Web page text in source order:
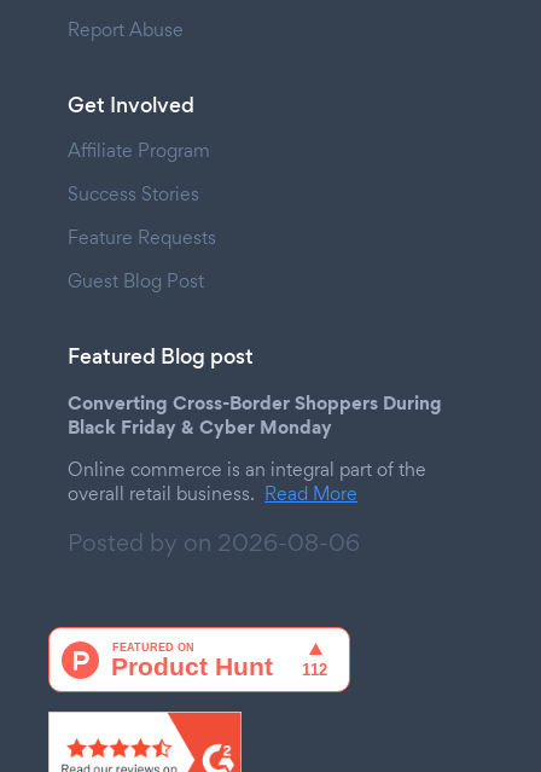
Report Abuse
Get Involved
Affiliate Program
Success Stories
Feature Requests
Guest Blog Post
Featured Blog post
Converting Cross-Border Shoppers During
Black Friday & Cyber Monday
Online commerce is an integral part of the
overall retail business. Read More
Posted by on 2026-08-06